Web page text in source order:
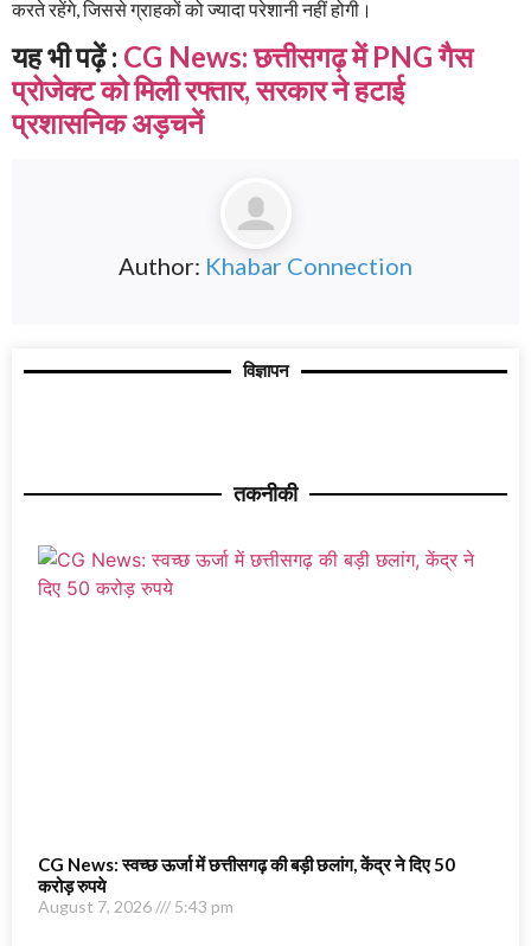
करते रहेंगे, जिससे ग्राहकों को ज्यादा परेशानी नहीं होगी।
यह भी पढ़ें : CG News: छत्तीसगढ़ में PNG गैस
प्रोजेक्ट को मिली रफ्तार, सरकार ने हटाई
प्रशासनिक अड़चनें
Author: Khabar Connection
विज्ञापन
तकनीकी
CG News: स्वच्छ ऊर्जा में छत्तीसगढ़ की बड़ी छलांग, केंद्र ने दिए 50
करोड़ रुपये
August 7, 2026 5:43 pm